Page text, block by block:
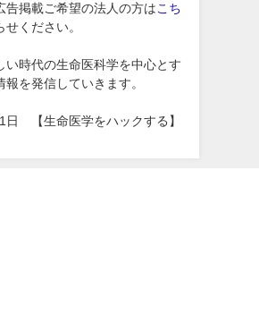
告掲載ご希望の法人の方は こち
せください。
い時代の生命医科学を中心とす
報を発信していきます。
日 【生命医学をハックする】